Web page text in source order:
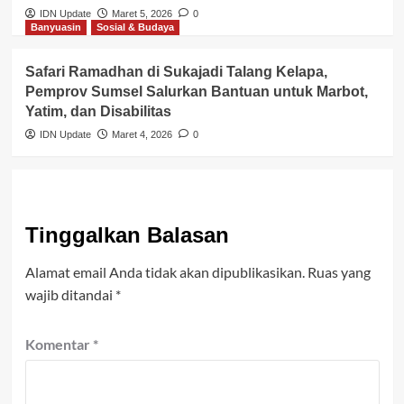
IDN Update Maret 5, 2026
0
Banyuasin
Sosial & Budaya
Safari Ramadhan di Sukajadi Talang Kelapa,
Pemprov Sumsel Salurkan Bantuan untuk Marbot,
Yatim, dan Disabilitas
IDN Update Maret 4, 2026 0
Tinggalkan Balasan
Alamat email Anda tidak akan dipublikasikan. Ruas yang
wajib ditandai *
Komentar *